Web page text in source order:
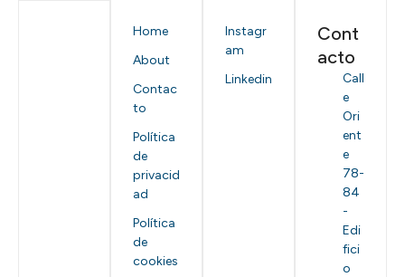
Home
About
Contac
to
Política
de
privacid
ad
Política
de
cookies
Instagr
am
Linkedin
Cont
acto
Call
e
Ori
ent
e
78-
84
-
Edi
fici
o